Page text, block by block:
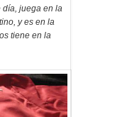
día, juega en la
y es en la
tiene en la